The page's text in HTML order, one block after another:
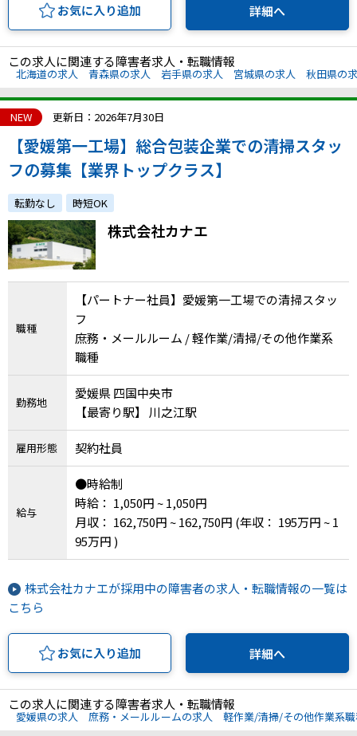
お気に入り追加 詳細へ
この求人に関連する障害者求人・転職情報
北海道の求人 青森県の求人 岩手県の求人 宮城県の求人 秋田県の
NEW 更新日：2026年7月30日
【愛媛第一工場】総合包装企業での清掃スタッ
フの募集【業界トップクラス】
転勤なし 時短OK
株式会社カナエ
職種
【パートナー社員】愛媛第一工場での清掃スタッ
フ
庶務・メールルーム / 軽作業/清掃/その他作業系
職種
勤務地
愛媛県 四国中央市
【最寄り駅】 川之江駅
雇用形態 契約社員
給与
●時給制
時給： 1,050円 ~ 1,050円
月収： 162,750円 ~ 162,750円 (年収： 195万円 ~ 1
95万円 )
株式会社カナエが採用中の障害者の求人・転職情報の一覧は
こちら
お気に入り追加 詳細へ
この求人に関連する障害者求人・転職情報
愛媛県の求人 庶務・メールルームの求人 軽作業/清掃/その他作業系